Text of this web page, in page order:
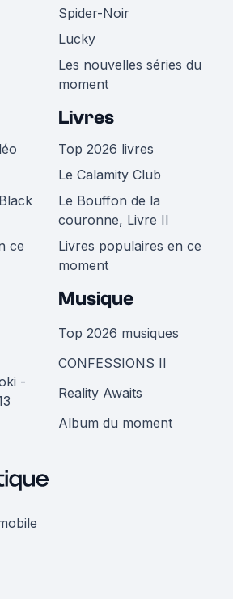
Spider-Noir
Lucky
Les nouvelles séries du
moment
ce
Livres
Top 2026 livres
Le Calamity Club
Le Bouffon de la
couronne, Livre II
Livres populaires en ce
moment
-
Musique
Top 2026 musiques
CONFESSIONS II
Reality Awaits
Album du moment